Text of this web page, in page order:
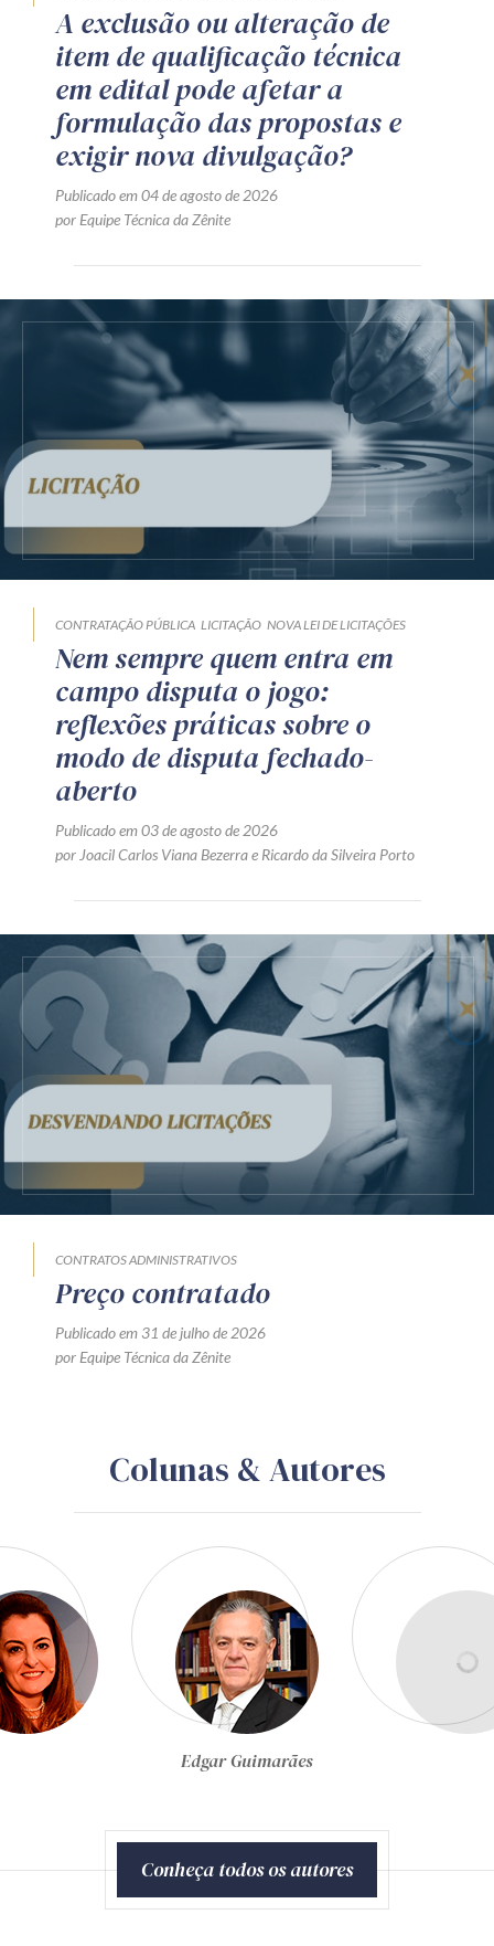
A exclusão ou alteração de
item de qualificação técnica
em edital pode afetar a
formulação das propostas e
exigir nova divulgação?
Publicado em 04 de agosto de 2026
por Equipe Técnica da Zênite
CONTRATAÇÃO PÚBLICA LICITAÇÃO NOVA LEI DE LICITAÇÕES
Nem sempre quem entra em
campo disputa o jogo:
reflexões práticas sobre o
modo de disputa fechado-
aberto
Publicado em 03 de agosto de 2026
por Joacil Carlos Viana Bezerrae Ricardo da Silveira Porto
CONTRATOS ADMINISTRATIVOS
Preço contratado
Publicado em 31 de julho de 2026
por Equipe Técnica da Zênite
Colunas & Autores
Egon Bockmann Moreira
Conheça todos os autores